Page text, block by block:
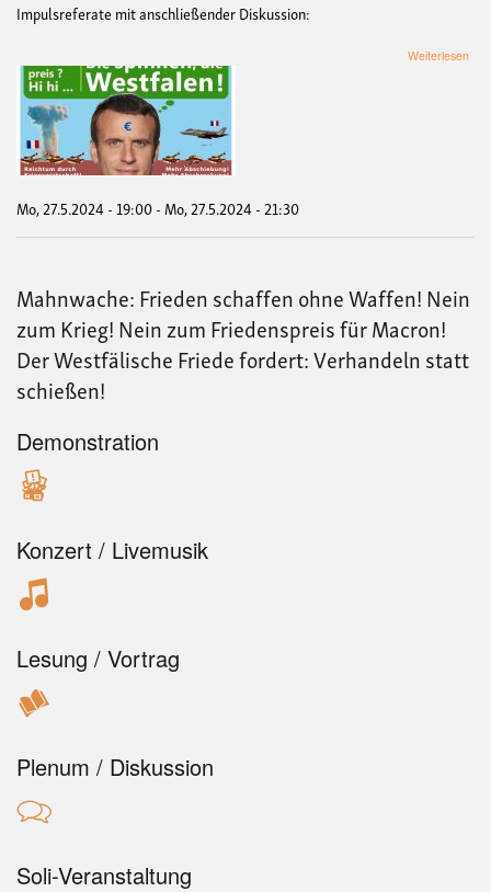
Impulsreferate mit anschließender Diskussion:
Weiterlesen
Mo, 27.5.2024 - 19:00- Mo, 27.5.2024 - 21:30
Mahnwache: Frieden schaffen ohne Waffen! Nein
zum Krieg! Nein zum Friedenspreis für Macron!
Der Westfälische Friede fordert: Verhandeln statt
schießen!
Demonstration
Konzert / Livemusik
Lesung / Vortrag
Plenum / Diskussion
Soli-Veranstaltung